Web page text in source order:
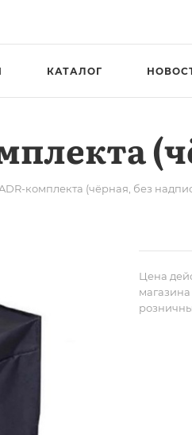
КАТАЛОГ
комплекта (чёрная, без
Цена
магазина